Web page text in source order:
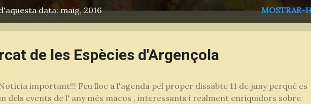
data: maig, 2016 MOSTRAR-
de les Espècies d'Argençola
important!!! Feu lloc a l'agenda pel proper dissabte 11 de juny perquè es
dels events de l' any més macos , interessants i realment enriquidors sobre